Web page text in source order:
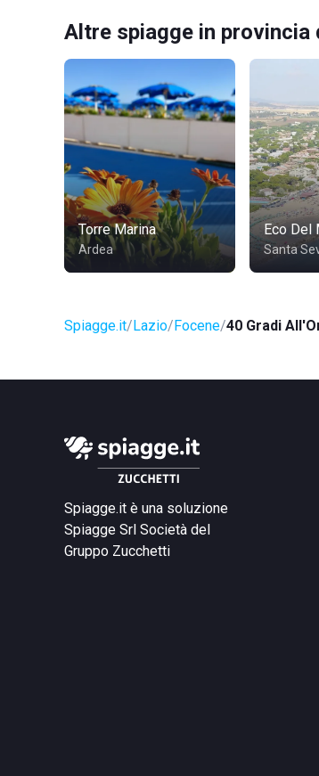
Altre spiagge in provincia
Torre Marina
Ardea
Eco Del
Santa
Spiagge.it Lazio Focene 40 Gradi
Spiagge.it è una soluzione
Spiagge Srl Società del
Gruppo Zucchetti